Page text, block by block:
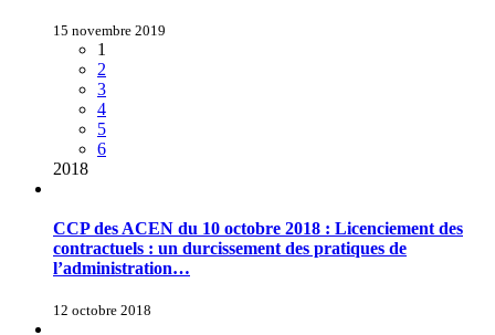
15 novembre 2019
1
2
3
4
5
6
2018
CCP des ACEN du 10 octobre 2018 : Licenciement des
contractuels : un durcissement des pratiques de
l’administration…
12 octobre 2018